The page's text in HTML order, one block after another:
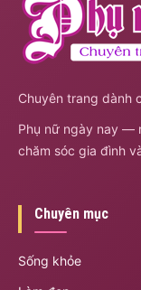
Chuyên trang dành
Phụ nữ ngày nay —
chăm sóc gia đình
Chuyên mục
Sống khỏe